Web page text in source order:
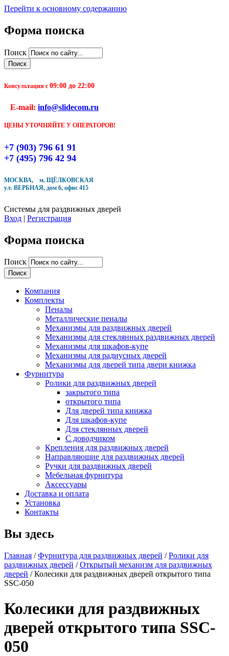
Перейти к основному содержанию
Форма поиска
Поиск
Консультация с 09:00 до 22:00
E-mail: info@slidecom.ru
ЦЕНЫ УТОЧНЯЙТЕ У ОПЕРАТОРОВ!
+7 (903) 796 61 91
+7 (495) 796 42 94
МОСКВА, м. ЩЁЛКОВСКАЯ
ул. ВЕРБНАЯ, дом 6, офис 415
Системы для раздвижных дверей
Вход | Регистрация
Форма поиска
Поиск
Компания
Комплекты
Пеналы
Металлические пеналы
Механизмы для раздвижных дверей
Механизмы для стеклянных раздвижных дверей
Механизмы для шкафов-купе
Механизмы для радиусных дверей
Механизмы для дверей типа двери книжка
Фурнитура
Ролики для раздвижных дверей
закрытого типа
открытого типа
Для дверей типа книжка
Для шкафов-купе
Для стеклянных дверей
С доводчиком
Крепления для раздвижных дверей
Направляющие для раздвижных дверей
Ручки для раздвижных дверей
Мебельная фурнитура
Аксессуары
Доставка и оплата
Установка
Контакты
Вы здесь
Главная / Фурнитура для раздвижных дверей / Ролики для
раздвижных дверей / Открытый механизм для раздвижных
дверей / Колесики для раздвижных дверей открытого типа
SSC-050
Колесики для раздвижных
дверей открытого типа SSC-
050
Чтобы оформить заказ, заполните форму. В течение
ближайшего времени с Вами свяжется Наш менеджер
и уточнит детали заказа а также время доставки
Заполните форму
Кол-во товара